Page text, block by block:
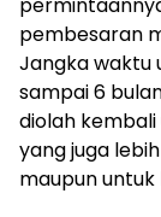
pembesaran
Jangka waktu
sampai 6
diolah
yang juga
maupun untuk